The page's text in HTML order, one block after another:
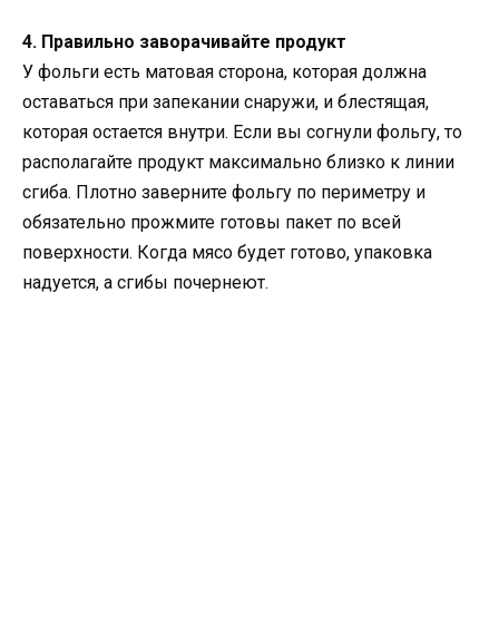
4. Правильно заворачивайте продукт
У фольги есть матовая сторона, которая должна
оставаться при запекании снаружи, и блестящая,
которая остается внутри. Если вы согнули фольгу, то
располагайте продукт максимально близко к линии
сгиба. Плотно заверните фольгу по периметру и
обязательно прожмите готовы пакет по всей
поверхности. Когда мясо будет готово, упаковка
надуется, а сгибы почернеют.